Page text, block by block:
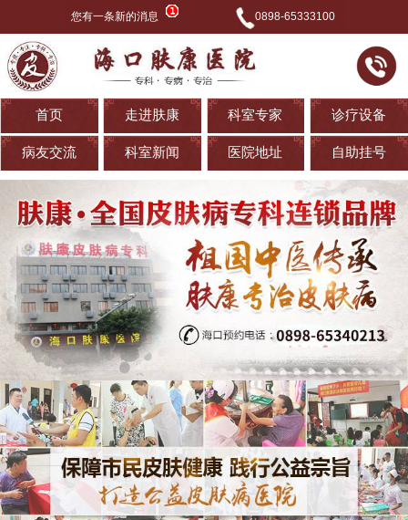
您有一条新的消息 0898-65333100
首页 走进肤康 科室专家 诊疗设备
病友交流 科室新闻 医院地址 自助挂号